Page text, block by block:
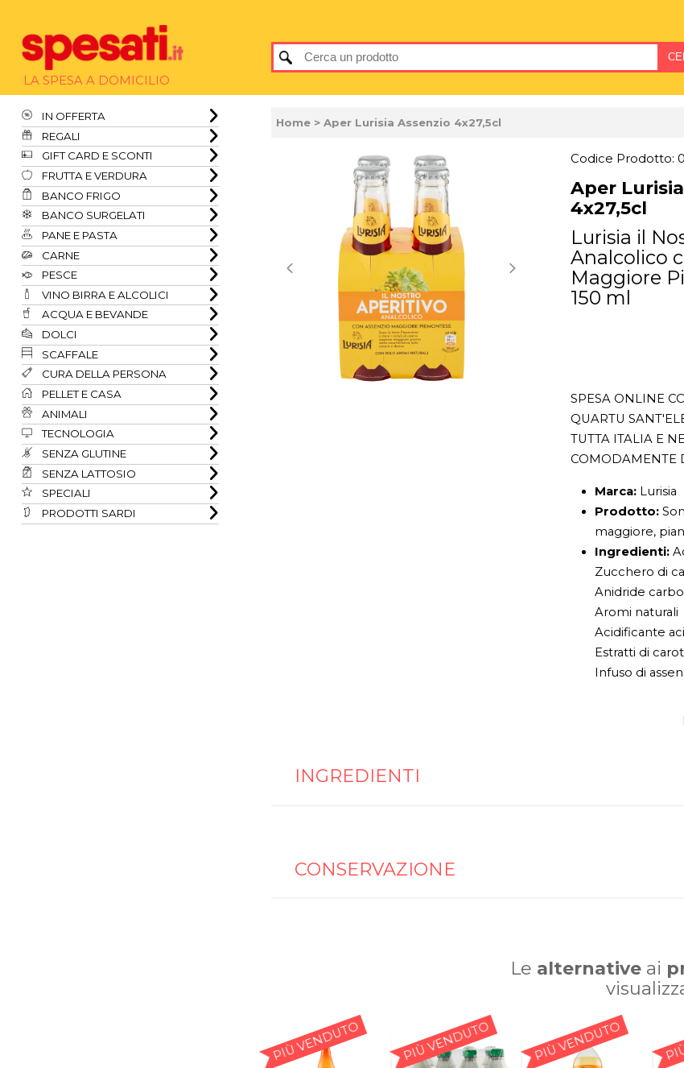
LA SPESA A DOMICILIO
IN OFFERTA
REGALI
GIFT CARD E SCONTI
FRUTTA E VERDURA
BANCO FRIGO
BANCO SURGELATI
PANE E PASTA
CARNE
PESCE
VINO BIRRA E ALCOLICI
ACQUA E BEVANDE
DOLCI
SCAFFALE
CURA DELLA PERSONA
PELLET E CASA
ANIMALI
TECNOLOGIA
SENZA GLUTINE
SENZA LATTOSIO
SPECIALI
PRODOTTI SARDI
Home > Aper Lurisia Assenzio 4x27,5cl
Codice Prodotto:
Aper
4x27,5cl
Lurisia il
Analcolico
Maggiore
150 ml
SPESA ONLINE
QUARTU
TUTTA ITALIA E
COMODAMENTE
Marca:Lurisia
Prodotto:
maggiore,
Ingredienti:
Zucchero di
Anidride
Aromi naturali
Acidificante
Estratti di
Infuso di
INGREDIENTI
CONSERVAZIONE
Le alternativeai
PIÙ VENDUTO PIÙ VENDUTO PIÙ VENDUTO